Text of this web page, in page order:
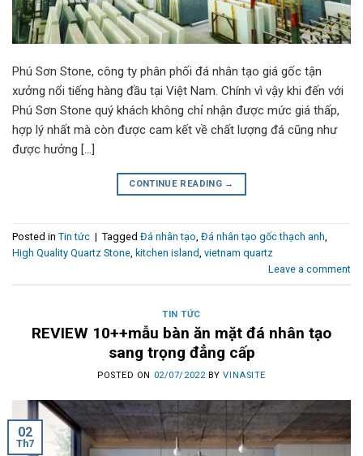
Phú Sơn Stone, công ty phân phối đá nhân tạo giá gốc tận
xưởng nổi tiếng hàng đầu tại Việt Nam. Chính vì vậy khi đến với
Phú Sơn Stone quý khách không chỉ nhận được mức giá thấp,
hợp lý nhất mà còn được cam kết về chất lượng đá cũng như
được hưởng […]
CONTINUE READING →
Posted in Tin tức | Tagged Đá nhân tạo, Đá nhân tạo gốc thạch anh,
High Quality Quartz Stone, kitchen island, vietnam quartz
Leave a comment
TIN TỨC
REVIEW 10++mẫu bàn ăn mặt đá nhân tạo
sang trọng đẳng cấp
POSTED ON 02/07/2022BYVINASITE
02
Th7